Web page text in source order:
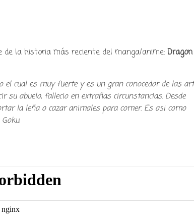
sobre
la historia más reciente del manga/anime:
cual es muy fuerte y es un gran conocedor de las
su abuelo, fallecio en extrañas circunstancias. Desde
la leña o cazar animales para comer. Es asi como